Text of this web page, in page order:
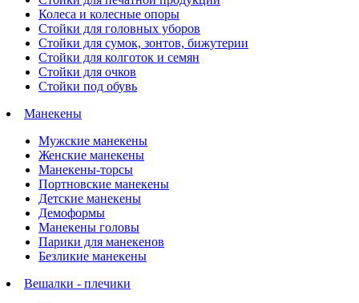
Колеса и колесные опоры
Стойки для головных уборов
Стойки для сумок, зонтов, бижутерии
Стойки для колготок и семян
Стойки для очков
Стойки под обувь
Манекены
Мужские манекены
Женские манекены
Манекены-торсы
Портновские манекены
Детские манекены
Демоформы
Манекены головы
Парики для манекенов
Безликие манекены
Вешалки - плечики